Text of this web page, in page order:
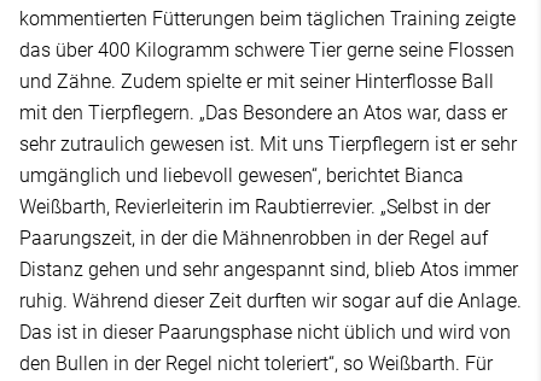
kommentierten Fütterungen beim täglichen Training zeigte
das über 400 Kilogramm schwere Tier gerne seine Flossen
und Zähne. Zudem spielte er mit seiner Hinterflosse Ball
mit den Tierpflegern. „Das Besondere an Atos war, dass er
sehr zutraulich gewesen ist. Mit uns Tierpflegern ist er sehr
umgänglich und liebevoll gewesen“, berichtet Bianca
Weißbarth, Revierleiterin im Raubtierrevier. „Selbst in der
Paarungszeit, in der die Mähnenrobben in der Regel auf
Distanz gehen und sehr angespannt sind, blieb Atos immer
ruhig. Während dieser Zeit durften wir sogar auf die Anlage.
Das ist in dieser Paarungsphase nicht üblich und wird von
den Bullen in der Regel nicht toleriert“, so Weißbarth. Für